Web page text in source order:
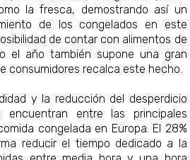
la fresca, demostrando así un
de los congelados en este
de contar con alimentos de
el año también supone una gran
consumidores recalca este hecho.
y la reducción del desperdicio
encuentran entre las principales
congelada en Europa. El 28%
reducir el tiempo dedicado a la